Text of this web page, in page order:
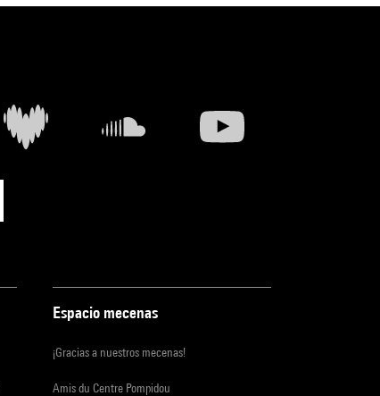
Espacio mecenas
¡Gracias a nuestros mecenas!
Amis du Centre Pompidou